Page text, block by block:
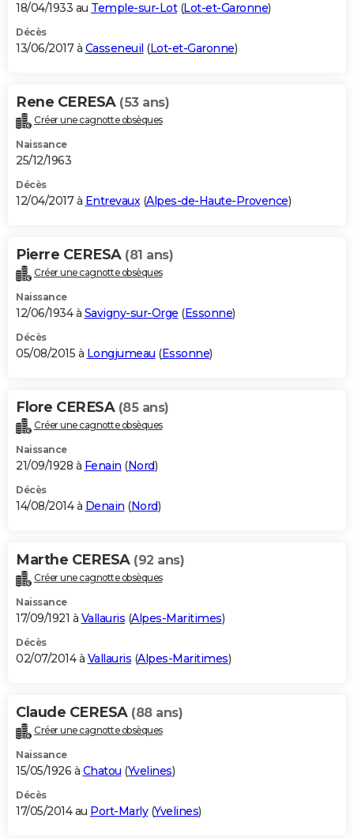
18/04/1933 au Temple-sur-Lot(Lot-et-Garonne)
Décès
13/06/2017 à Casseneuil (Lot-et-Garonne)
Rene CERESA (53 ans)
Créer une cagnotte obsèques
Naissance
25/12/1963
Décès
12/04/2017 à Entrevaux(Alpes-de-Haute-Provence)
Pierre CERESA (81 ans)
Créer une cagnotte obsèques
Naissance
12/06/1934 à Savigny-sur-Orge (Essonne)
Décès
05/08/2015 à Longjumeau (Essonne)
Flore CERESA (85 ans)
Créer une cagnotte obsèques
Naissance
21/09/1928 à Fenain (Nord)
Décès
14/08/2014 à Denain (Nord)
Marthe CERESA (92 ans)
Créer une cagnotte obsèques
Naissance
17/09/1921 à Vallauris (Alpes-Maritimes)
Décès
02/07/2014 à Vallauris (Alpes-Maritimes)
Claude CERESA (88 ans)
Créer une cagnotte obsèques
Naissance
15/05/1926 à Chatou (Yvelines)
Décès
17/05/2014 au Port-Marly(Yvelines)